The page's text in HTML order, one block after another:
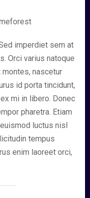
imperdiet sem at
Orci varius natoque
nascetur
id porta tincidunt,
mi in libero. Donec
pharetra. Etiam
luctus nisl
tempus
enim laoreet orci,